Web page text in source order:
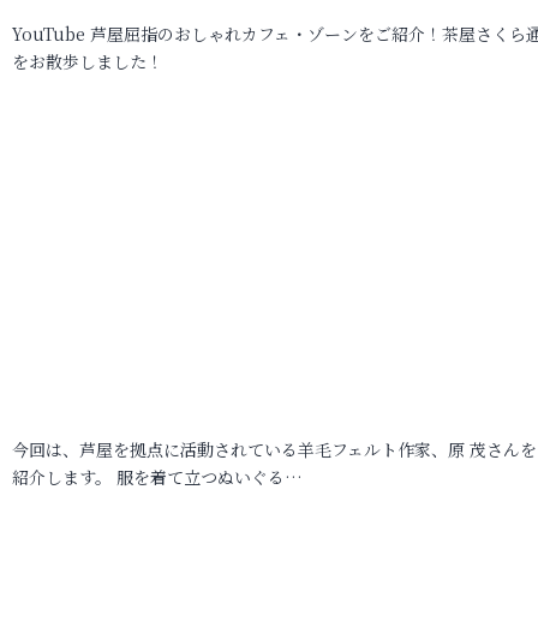
YouTube 芦屋屈指のおしゃれカフェ・ゾーンをご紹介！茶屋さくら
をお散歩しました！
今回は、芦屋を拠点に活動されている羊毛フェルト作家、原 茂さん
紹介します。 服を着て立つぬいぐる…